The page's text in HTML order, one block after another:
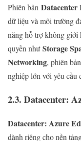
Phiên bản Datacenter
dữ liệu và môi trường
năng hỗ trợ không giới
quyền nhưStorage
Networking, phiên
nghiệp lớn với yêu cầu
2.3. Datacenter:
Datacenter: Azure
dành riêng cho nền